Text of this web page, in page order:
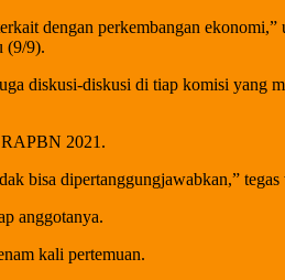
dengan perkembangan
(9/9).
diskusi-diskusi di tiap komisi yang
RAPBN 2021.
bisa dipertanggungjawabkan,”
anggotanya.
kali pertemuan.